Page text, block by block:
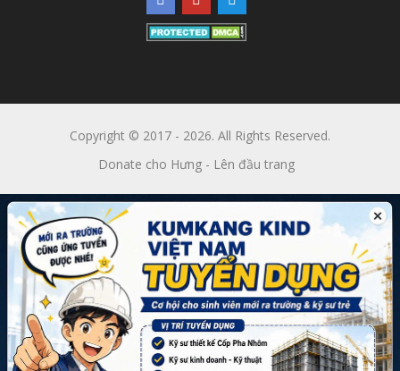
Copyright © 2017 - 2026. All Rights Reserved.
Donate cho Hưng- Lên đầu trang